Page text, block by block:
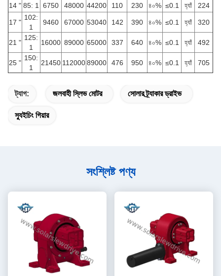
14 " 85: 1 6750 48000 44200 110 230 ৪০% ≤0.1 হ্যাঁ 224
17 "
102:
1
9460 67000 53040 142 390 ৪০% ≤0.1 হ্যাঁ 320
21 "
125:
1
16000 89000 65000 337 640 ৪০% ≤0.1 হ্যাঁ 492
25 "
150:
1
21450 11200089000 476 950 ৪০% ≤0.1 হ্যাঁ 705
ট্যাগ: জলবাহী স্লিভ মোটর সোলার ট্র্যাকার ড্রাইভ
স্যুইচিং গিয়ার
সংশ্লিষ্ট পণ্য